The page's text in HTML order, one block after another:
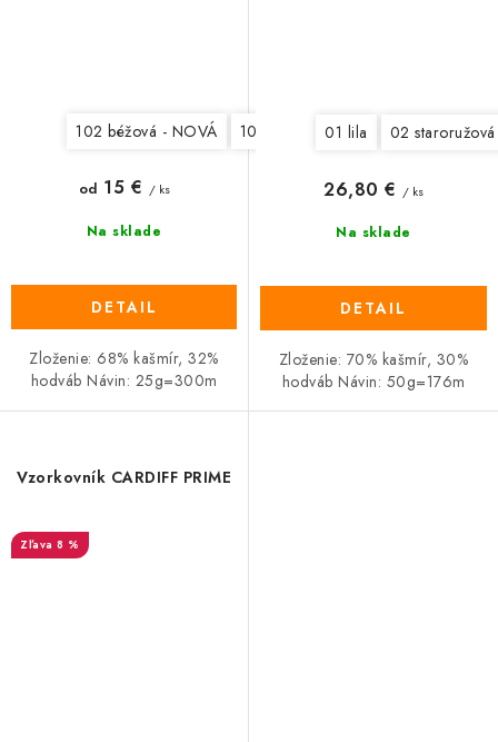
102 béžová - NOVÁ 103 tmavá béžová - NOVÁ 106
Na sklade
od 15 € / ks
DETAIL
Zloženie: 68% kašmír, 32%
hodváb Návin: 25g=300m
01 lila 02 staroružová
Na sklade
26,80 € / ks
DETAIL
Zloženie: 70% kašmír, 30%
hodváb Návin: 50g=176m
Vzorkovník CARDIFF PRIME
8 %